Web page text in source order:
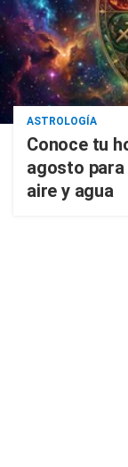
ASTROLOGÍA
Conoce tu
agosto
aire y agua